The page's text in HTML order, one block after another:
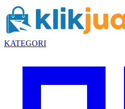
KATEGORI